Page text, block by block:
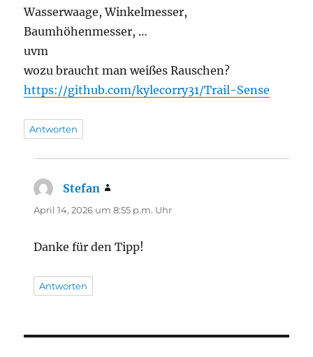
Wasserwaage, Winkelmesser,
Baumhöhenmesser, …
uvm
wozu braucht man weißes Rauschen?
https://github.com/kylecorry31/Trail-Sense
Antworten
Stefan
April 14, 2026 um 8:55 p.m. Uhr
Danke für den Tipp!
Antworten